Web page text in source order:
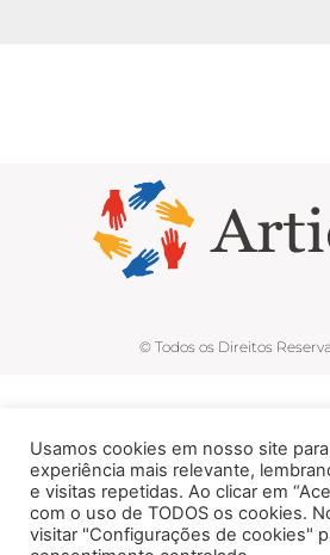
© Todos os Direitos
Usamos cookies em nosso site
experiência mais relevante,
e visitas repetidas. Ao clicar em
com o uso de TODOS os cookies.
visitar "Configurações de cookies"